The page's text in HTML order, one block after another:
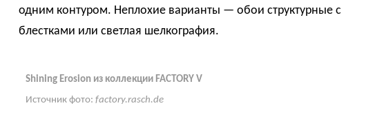
одним контуром. Неплохие варианты — обои структурные с
блестками или светлая шелкография.
Shining Erosion из коллекции FACTORY V
Источник фото: factory.rasch.de